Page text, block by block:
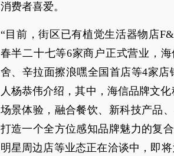
消费者喜爱。
“目前，街区已有植觉生活器物店
春半二十七等6家商户正式营业，
舍、辛拉面擦浪嘿全国首店等4家店
人杨恭伟介绍，其中，海信品牌文
场景体验，融合餐饮、新科技产品
打造一个全方位感知品牌魅力的复
明星周边店等业态正在洽谈中，即